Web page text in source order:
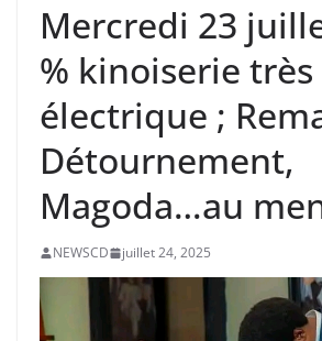
Mercredi 23
% kinoiserie très
électrique ;
Détournement,
Magoda…au
NEWSCD juillet 24, 2025